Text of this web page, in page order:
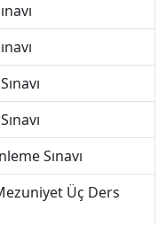
Sınavı
Üç Ders